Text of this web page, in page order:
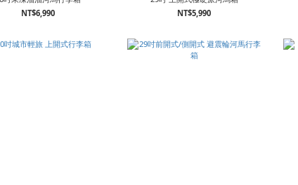
NT$6,990
NT$5,990